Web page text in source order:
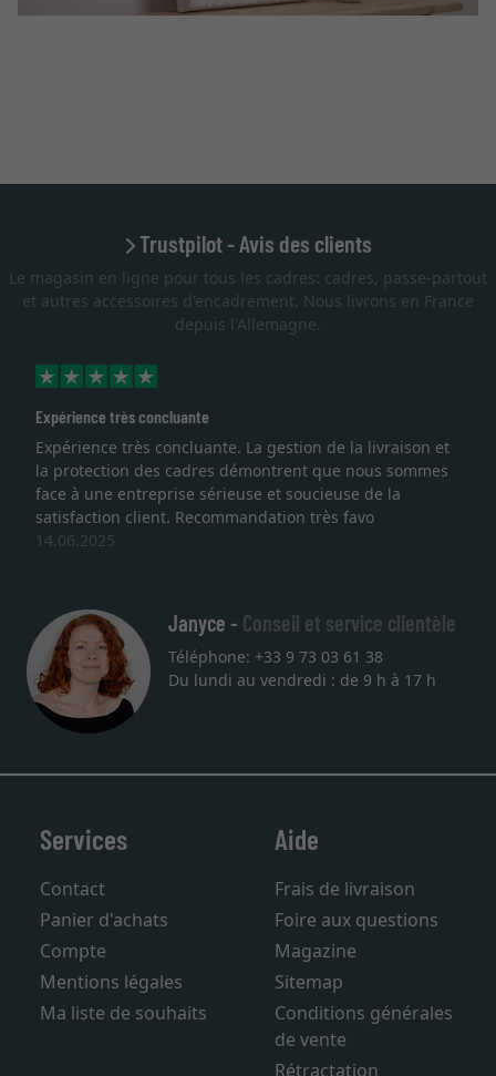
Trustpilot - Avis des clients
Le magasin en ligne pour tous les cadres: cadres, passe-partout
et autres accessoires d'encadrement. Nous livrons en France
depuis l'Allemagne.
Expérience très concluante
Expérience très concluante. La gestion de la livraison et
la protection des cadres démontrent que nous sommes
face à une entreprise sérieuse et soucieuse de la
satisfaction client. Recommandation très favo
14.06.2025
Janyce - Conseil et service clientèle
Téléphone: +33 9 73 03 61 38
Du lundi au vendredi : de 9 h à 17 h
Services
Contact
Panier d'achats
Compte
Mentions légales
Ma liste de souhaits
Aide
Frais de livraison
Foire aux questions
Magazine
Sitemap
Conditions générales
de vente
Rétractation